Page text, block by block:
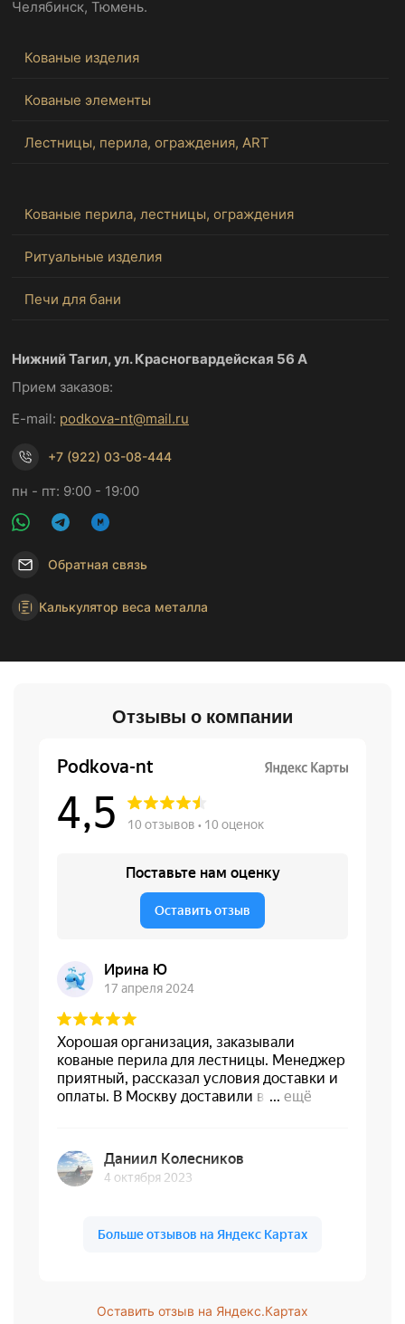
Челябинск, Тюмень.
Кованые изделия
Кованые элементы
Лестницы, перила, ограждения, ART
Кованые перила, лестницы, ограждения
Ритуальные изделия
Печи для бани
Нижний Тагил, ул. Красногвардейская 56 А
Прием заказов:
E-mail: podkova-nt@mail.ru
+7 (922) 03-08-444
пн - пт: 9:00 - 19:00
Обратная связь
Калькулятор веса металла
Отзывы о компании
Оставить отзыв на Яндекс.Картах